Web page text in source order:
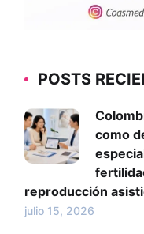
POSTS
como
reproducción
julio 15, 2026